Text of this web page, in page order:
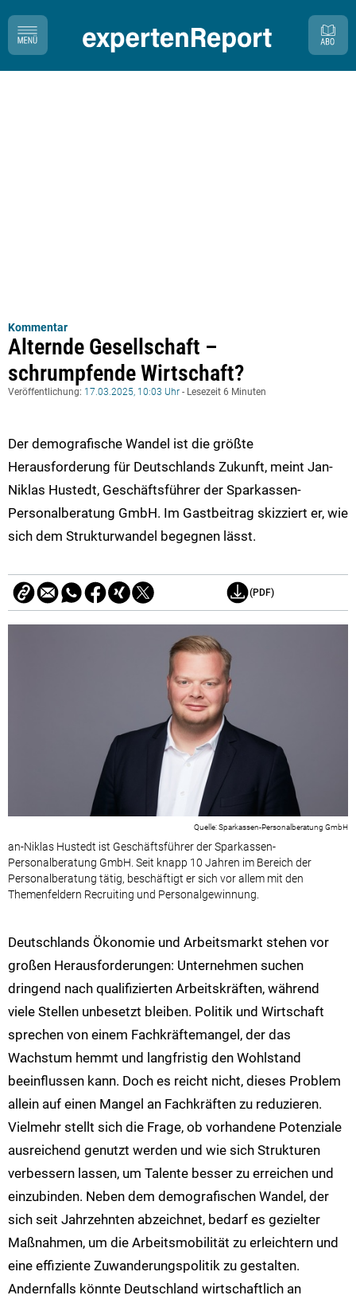
Kommentar
Alternde Gesellschaft –
schrumpfende Wirtschaft?
Veröffentlichung: 17.03.2025, 10:03 Uhr - Lesezeit 6 Minuten
Der demografische Wandel ist die größte
Herausforderung für Deutschlands Zukunft, meint Jan-
Niklas Hustedt, Geschäftsführer der Sparkassen-
Personalberatung GmbH. Im Gastbeitrag skizziert er, wie
sich dem Strukturwandel begegnen lässt.
(PDF)
an-Niklas Hustedt ist Geschäftsführer der Sparkassen-
Personalberatung GmbH. Seit knapp 10 Jahren im Bereich der
Personalberatung tätig, beschäftigt er sich vor allem mit den
Themenfeldern Recruiting und Personalgewinnung.
Sparkassen-Personalberatung GmbH
Deutschlands Ökonomie und Arbeitsmarkt stehen vor
großen Herausforderungen: Unternehmen suchen
dringend nach qualifizierten Arbeitskräften, während
viele Stellen unbesetzt bleiben. Politik und Wirtschaft
sprechen von einem Fachkräftemangel, der das
Wachstum hemmt und langfristig den Wohlstand
beeinflussen kann. Doch es reicht nicht, dieses Problem
allein auf einen Mangel an Fachkräften zu reduzieren.
Vielmehr stellt sich die Frage, ob vorhandene Potenziale
ausreichend genutzt werden und wie sich Strukturen
verbessern lassen, um Talente besser zu erreichen und
einzubinden. Neben dem demografischen Wandel, der
sich seit Jahrzehnten abzeichnet, bedarf es gezielter
Maßnahmen, um die Arbeitsmobilität zu erleichtern und
eine effiziente Zuwanderungspolitik zu gestalten.
Andernfalls könnte Deutschland wirtschaftlich an